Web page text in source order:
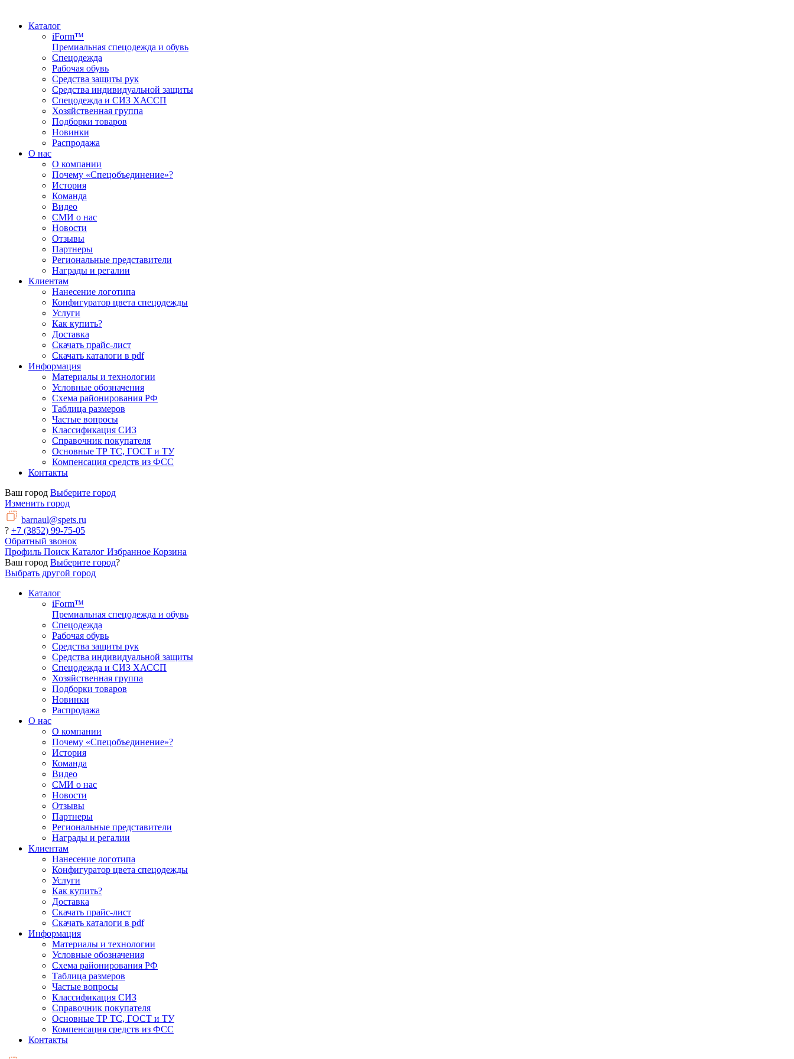
Каталог
iForm™
Премиальная спецодежда и обувь
Спецодежда
Рабочая обувь
Средства защиты рук
Средства индивидуальной защиты
Спецодежда и СИЗ ХАССП
Хозяйственная группа
Подборки товаров
Новинки
Распродажа
О нас
О компании
Почему «Спецобъединение»?
История
Команда
Видео
СМИ о нас
Новости
Отзывы
Партнеры
Региональные представители
Награды и регалии
Клиентам
Нанесение логотипа
Конфигуратор цвета спецодежды
Услуги
Как купить?
Доставка
Скачать прайс-лист
Скачать каталоги в pdf
Информация
Материалы и технологии
Условные обозначения
Схема районирования РФ
Таблица размеров
Частые вопросы
Классификация СИЗ
Справочник покупателя
Основные ТР ТС, ГОСТ и ТУ
Компенсация средств из ФСС
Контакты
Ваш город Выберите город
Изменить город
barnaul@spets.ru
? +7 (3852) 99-75-05
Обратный звонок
Профиль Поиск Каталог Избранное Корзина
Ваш город Выберите город?
Выбрать другой город
Каталог
iForm™
Премиальная спецодежда и обувь
Спецодежда
Рабочая обувь
Средства защиты рук
Средства индивидуальной защиты
Спецодежда и СИЗ ХАССП
Хозяйственная группа
Подборки товаров
Новинки
Распродажа
О нас
О компании
Почему «Спецобъединение»?
История
Команда
Видео
СМИ о нас
Новости
Отзывы
Партнеры
Региональные представители
Награды и регалии
Клиентам
Нанесение логотипа
Конфигуратор цвета спецодежды
Услуги
Как купить?
Доставка
Скачать прайс-лист
Скачать каталоги в pdf
Информация
Материалы и технологии
Условные обозначения
Схема районирования РФ
Таблица размеров
Частые вопросы
Классификация СИЗ
Справочник покупателя
Основные ТР ТС, ГОСТ и ТУ
Компенсация средств из ФСС
Контакты